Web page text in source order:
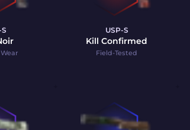
USP-S
Kill Confirmed
Field-Tested